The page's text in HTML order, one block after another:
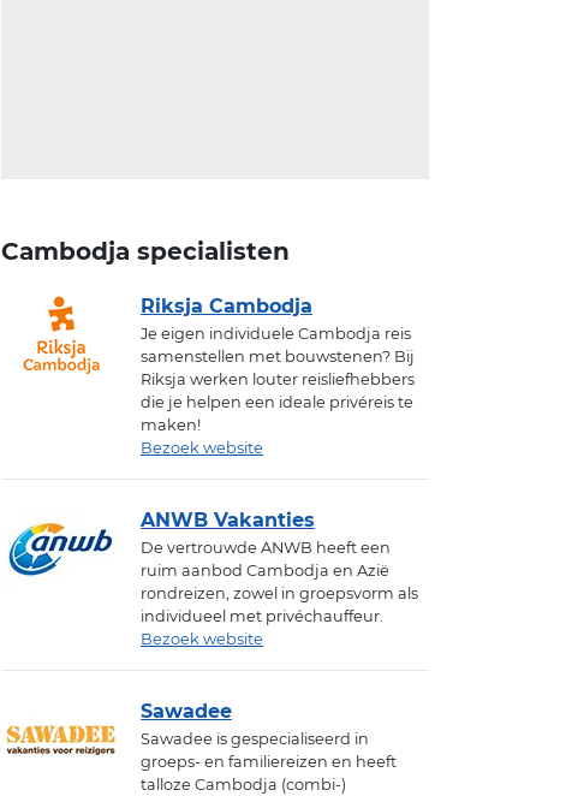
Cambodja specialisten
Riksja Cambodja
Je eigen individuele Cambodja reis
samenstellen met bouwstenen? Bij
Riksja werken louter reisliefhebbers
die je helpen een ideale privéreis te
maken!
Bezoek website
ANWB Vakanties
De vertrouwde ANWB heeft een
ruim aanbod Cambodja en Azië
rondreizen, zowel in groepsvorm als
individueel met privéchauffeur.
Bezoek website
Sawadee
Sawadee is gespecialiseerd in
groeps- en familiereizen en heeft
talloze Cambodja (combi-)